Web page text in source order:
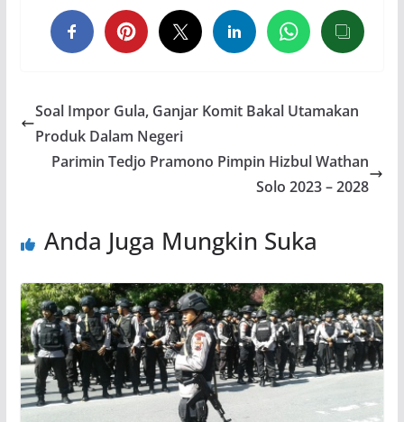
Soal Impor Gula, Ganjar Komit Bakal Utamakan
Produk Dalam Negeri
Parimin Tedjo Pramono Pimpin Hizbul Wathan
Solo 2023 – 2028
Anda Juga Mungkin Suka